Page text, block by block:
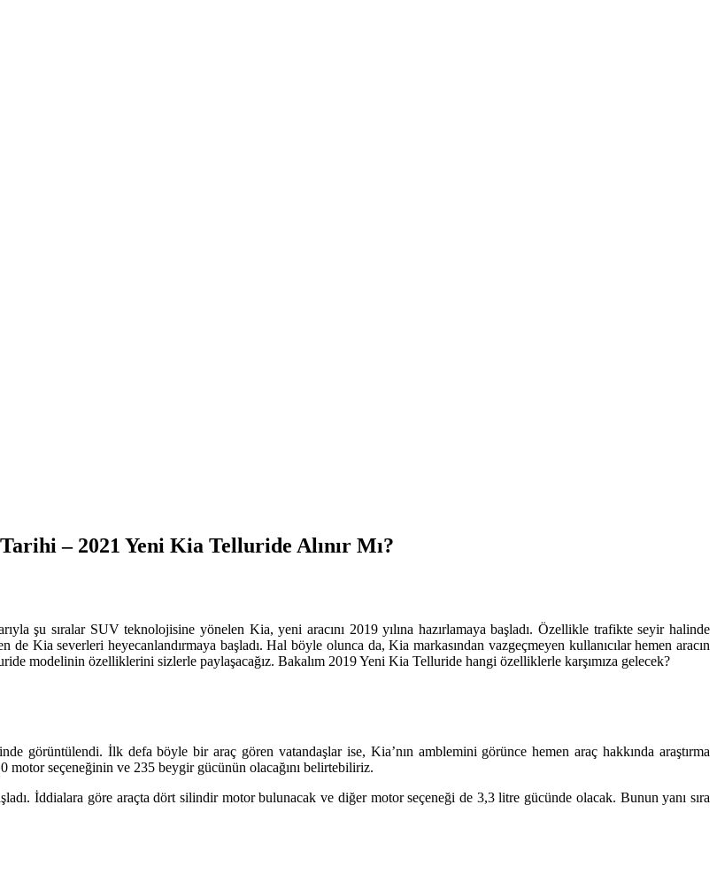
– 2021 Yeni Kia Telluride Alınır Mı?
şu sıralar SUV teknolojisine yönelen Kia, yeni aracını 2019 yılına hazırlamaya başladı. Özellikle trafikte seyir halinde
Kia severleri heyecanlandırmaya başladı. Hal böyle olunca da, Kia markasından vazgeçmeyen kullanıcılar hemen aracın
modelinin özelliklerini sizlerle paylaşacağız. Bakalım 2019 Yeni Kia Telluride hangi özelliklerle karşımıza gelecek?
görüntülendi. İlk defa böyle bir araç gören vatandaşlar ise, Kia’nın amblemini görünce hemen araç hakkında araştırma
motor seçeneğinin ve 235 beygir gücünün olacağını belirtebiliriz.
İddialara göre araçta dört silindir motor bulunacak ve diğer motor seçeneği de 3,3 litre gücünde olacak. Bunun yanı sıra